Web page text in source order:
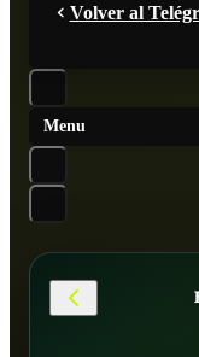
Volver al
Menu